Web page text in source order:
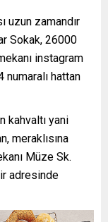
uzun zamandır
Sokak, 26000
instagram
hattan
kahvaltı yani
meraklısına
Müze Sk.
adresinde